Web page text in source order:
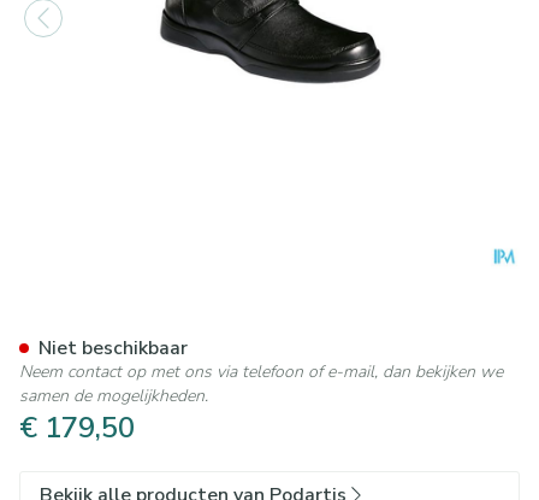
€ 179,50
Niet beschikbaar
Neem contact op met ons via telefoon of e-mail, dan bekijken we
samen de mogelijkheden.